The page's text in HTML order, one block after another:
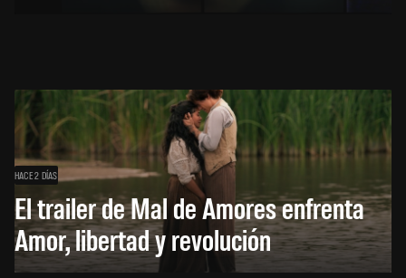
HACE 2 DÍAS
El trailer de Mal de Amores enfrenta
Amor, libertad y revolución